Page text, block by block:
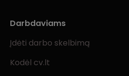
Darbdaviams
Įdėti darbo skelbimą
Kodėl cv.lt